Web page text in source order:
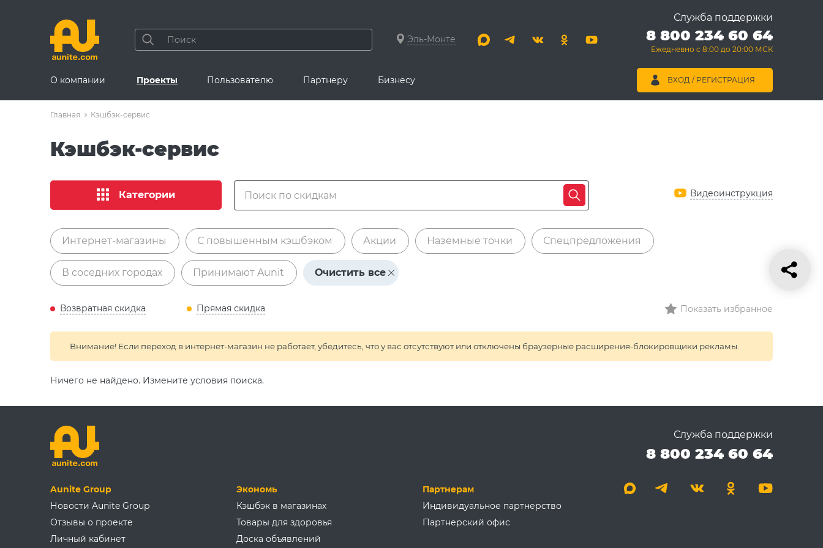
Эль-Монте
Служба поддержки
8 800 234 60 64
Ежедневно с 8:00 до 20:00 МСК
О компании Проекты Пользователю Партнеру Бизнесу ВХОД / РЕГИСТРАЦИЯ
Главная Кэшбэк-сервис
Кэшбэк-сервис
Категории Видеоинструкция
Интернет-магазины С повышенным кэшбэком Акции Наземные точки Спецпредложения
В соседних городах Принимают Aunit Очистить все
Возвратная скидка Прямая скидка Показать избранное
Внимание! Если переход в интернет-магазин не работает, убедитесь, что у вас отсутствуют или отключены браузерные расширения-блокировщики рекламы.
Ничего не найдено. Измените условия поиска.
Служба поддержки
8 800 234 60 64
Aunite Group
Новости Aunite Group
Отзывы о проекте
Личный кабинет
Экономь
Кэшбэк в магазинах
Товары для здоровья
Доска объявлений
Партнерам
Индивидуальное партнерство
Партнерский офис